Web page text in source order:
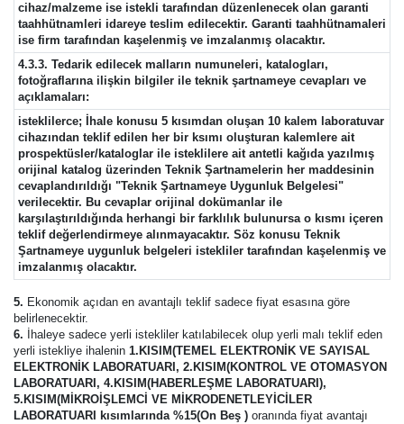
cihaz/malzeme ise istekli tarafından düzenlenecek olan garanti
taahhütnamleri idareye teslim edilecektir. Garanti taahhütnamaleri
ise firm tarafından kaşelenmiş ve imzalanmış olacaktır.
4.3.3. Tedarik edilecek malların numuneleri, katalogları,
fotoğraflarına ilişkin bilgiler ile teknik şartnameye cevapları ve
açıklamaları:
isteklilerce; İhale konusu 5 kısımdan oluşan 10 kalem laboratuvar
cihazından teklif edilen her bir ksımı oluşturan kalemlere ait
prospektüsler/kataloglar ile isteklilere ait antetli kağıda yazılmış
orijinal katalog üzerinden Teknik Şartnamelerin her maddesinin
cevaplandırıldığı "Teknik Şartnameye Uygunluk Belgelesi"
verilecektir. Bu cevaplar orijinal dokümanlar ile
karşılaştırıldığında herhangi bir farklılık bulunursa o kısmı içeren
teklif değerlendirmeye alınmayacaktır. Söz konusu Teknik
Şartnameye uygunluk belgeleri istekliler tarafından kaşelenmiş ve
imzalanmış olacaktır.
5. Ekonomik açıdan en avantajlı teklif sadece fiyat esasına göre
belirlenecektir.
6.
İhaleye sadece yerli istekliler katılabilecek olup yerli malı teklif eden
yerli istekliye ihalenin 1.KISIM(TEMEL ELEKTRONİK VE SAYISAL
ELEKTRONİK LABORATUARI, 2.KISIM(KONTROL VE OTOMASYON
LABORATUARI, 4.KISIM(HABERLEŞME LABORATUARI),
5.KISIM(MİKROİŞLEMCİ VE MİKRODENETLEYİCİLER
LABORATUARI kısımlarında %15(On Beş ) oranında fiyat avantajı